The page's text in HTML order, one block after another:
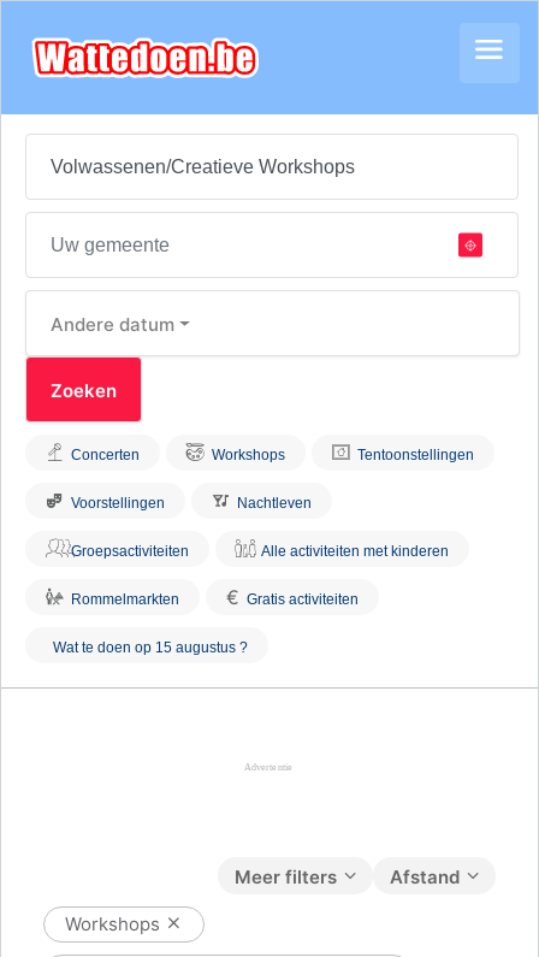
Andere datum
Concerten Workshops Tentoonstellingen
Voorstellingen Nachtleven
Groepsactiviteiten Alle activiteiten met kinderen
Rommelmarkten € Gratis activiteiten
Wat te doen op 15 augustus ?
Afstand
Meer filters
Workshops